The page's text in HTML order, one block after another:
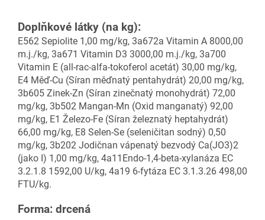
Doplňkové látky (na kg):
E562 Sepiolite 1,00 mg/kg, 3a672a Vitamin A 8000,00
m.j./kg, 3a671 Vitamin D3 3000,00 m.j./kg, 3a700
Vitamin E (all-rac-alfa-tokoferol acetát) 30,00 mg/kg,
E4 Měď-Cu (Síran měďnatý pentahydrát) 20,00 mg/kg,
3b605 Zinek-Zn (Síran zinečnatý monohydrát) 72,00
mg/kg, 3b502 Mangan-Mn (Oxid manganatý) 92,00
mg/kg, E1 Železo-Fe (Síran železnatý heptahydrát)
66,00 mg/kg, E8 Selen-Se (seleničitan sodný) 0,50
mg/kg, 3b202 Jodičnan vápenatý bezvodý Ca(JO3)2
(jako I) 1,00 mg/kg, 4a11 Endo-1,4-beta-xylanáza EC
3.2.1.8 1592,00 U/kg, 4a19 6-fytáza EC 3.1.3.26 498,00
FTU/kg.
Forma: drcená